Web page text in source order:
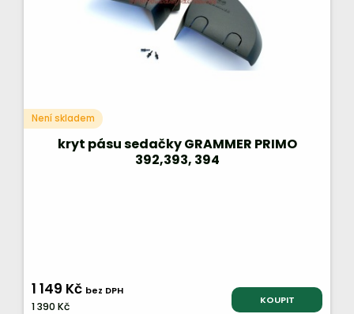
Není skladem
kryt pásu sedačky GRAMMER PRIMO
392,393, 394
1 149 Kč bez DPH
1 390 Kč KOUPIT